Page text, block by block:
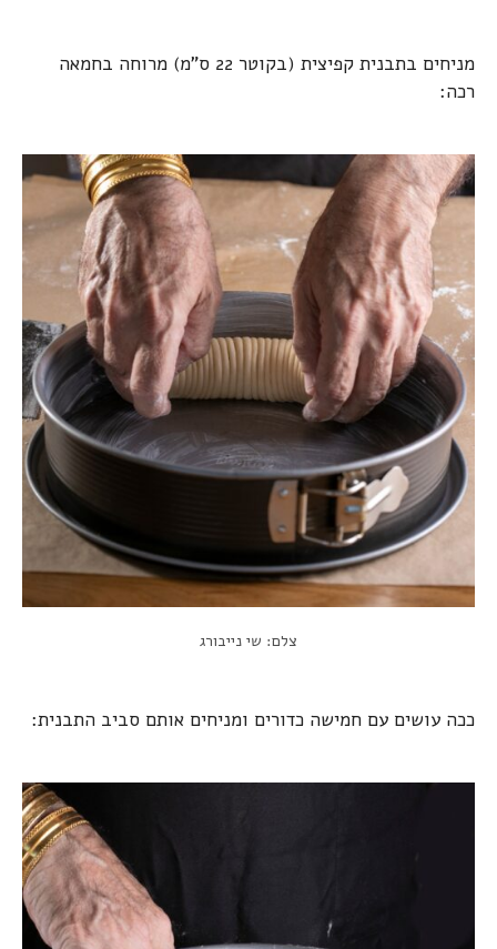
מניחים בתבנית קפיצית (בקוטר 22 ס"מ) מרוחה בחמאה
רכה:
צלם: שי נייבורג
ככה עושים עם חמישה כדורים ומניחים אותם סביב התבנית: